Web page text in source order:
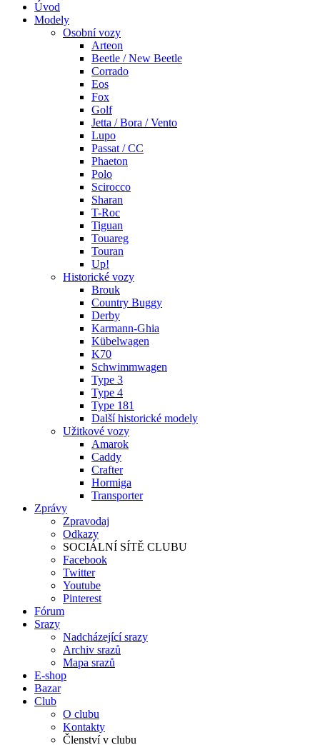
Úvod
Modely
Osobní vozy
Arteon
Beetle / New Beetle
Corrado
Eos
Fox
Golf
Jetta / Bora / Vento
Lupo
Passat / CC
Phaeton
Polo
Scirocco
Sharan
T-Roc
Tiguan
Touareg
Touran
Up!
Historické vozy
Brouk
Country Buggy
Derby
Karmann-Ghia
Kübelwagen
K70
Schwimmwagen
Type 3
Type 4
Type 181
Další historické modely
Užitkové vozy
Amarok
Caddy
Crafter
Hormiga
Transporter
Zprávy
Zpravodaj
Odkazy
SOCIÁLNÍ SÍTĚ CLUBU
Facebook
Twitter
Youtube
Pinterest
Fórum
Srazy
Nadcházející srazy
Archiv srazů
Mapa srazů
E-shop
Bazar
Club
O clubu
Kontakty
Členství v clubu